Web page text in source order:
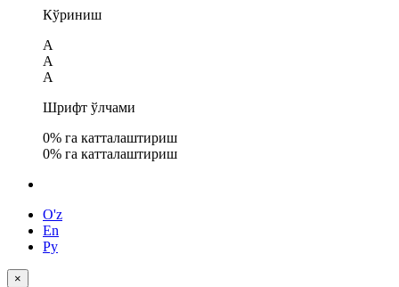
Кўриниш
A
A
A
Шрифт ўлчами
0% га катталаштириш
0% га катталаштириш
O'z
En
Ру
×